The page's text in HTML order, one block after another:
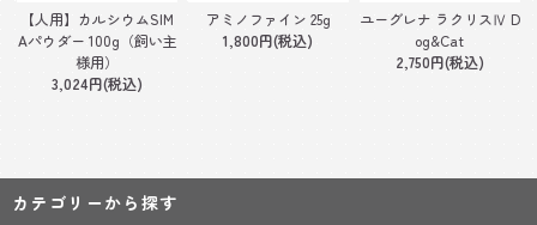
【人用】カルシウムSIM
Aパウダー 100g（飼い主
様用）
3,024円(税込)
アミノファイン 25g
1,800円(税込)
ユーグレナ ラクリスⅣ D
og&Cat
2,750円(税込)
カテゴリーから探す